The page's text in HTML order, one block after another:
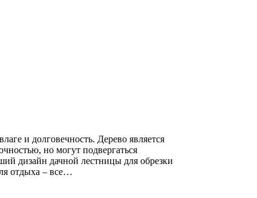
и долговечность. Дерево является
но могут подвергаться
дизайн дачной лестницы для обрезки
отдыха – все…